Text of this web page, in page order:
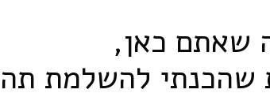
שאתם כאן,
שהכנתי להשלמת